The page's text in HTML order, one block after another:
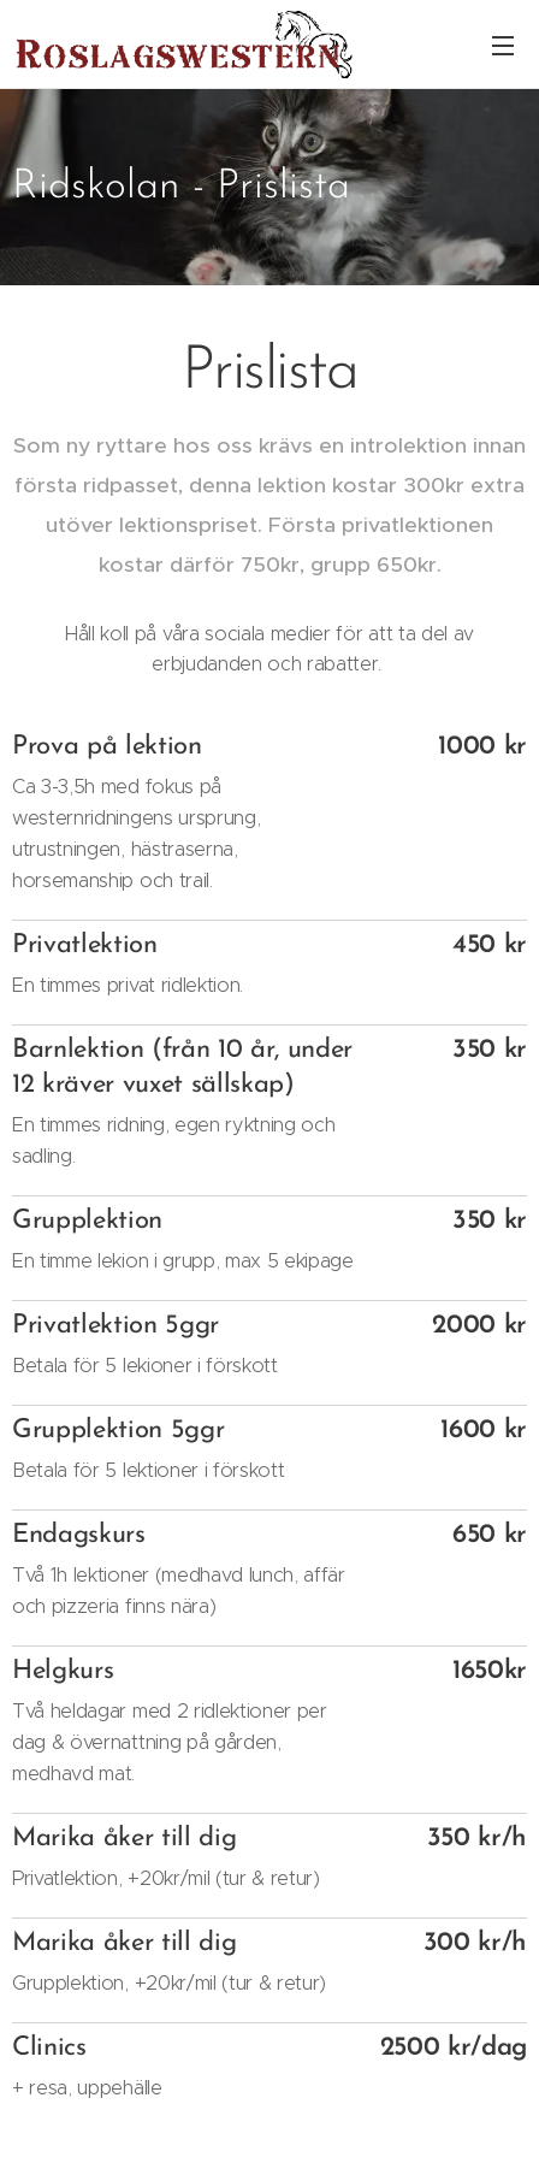
Ridskolan - Prislista
Prislista
Som ny ryttare hos oss krävs en introlektion innan
första ridpasset, denna lektion kostar 300kr extra
utöver lektionspriset. Första privatlektionen
kostar därför 750kr, grupp 650kr.
Håll koll på våra sociala medier för att ta del av
erbjudanden och rabatter.
Prova på lektion
Ca 3-3,5h med fokus på
westernridningens ursprung,
utrustningen, hästraserna,
horsemanship och trail.
1000 kr
Privatlektion
En timmes privat ridlektion.
450 kr
Barnlektion (från 10 år, under
12 kräver vuxet sällskap)
En timmes ridning, egen ryktning och
sadling.
350 kr
Grupplektion
En timme lekion i grupp, max 5 ekipage
350 kr
Privatlektion 5ggr
Betala för 5 lekioner i förskott
2000 kr
Grupplektion 5ggr
Betala för 5 lektioner i förskott
1600 kr
Endagskurs
Två 1h lektioner (medhavd lunch, affär
och pizzeria finns nära)
650 kr
Helgkurs
Två heldagar med 2 ridlektioner per
dag & övernattning på gården,
medhavd mat.
1650kr
Marika åker till dig
Privatlektion, +20kr/mil (tur & retur)
350 kr/h
Marika åker till dig
Grupplektion, +20kr/mil (tur & retur)
300 kr/h
Clinics
+ resa, uppehälle
2500 kr/dag